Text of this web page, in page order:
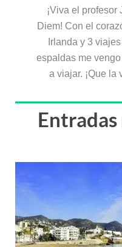
¡Viva el
Diem! Con el
Irlanda y 3
espaldas me
a viajar. ¡Que la